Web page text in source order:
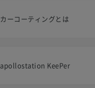
カーコーティングとは
apollostation KeePer